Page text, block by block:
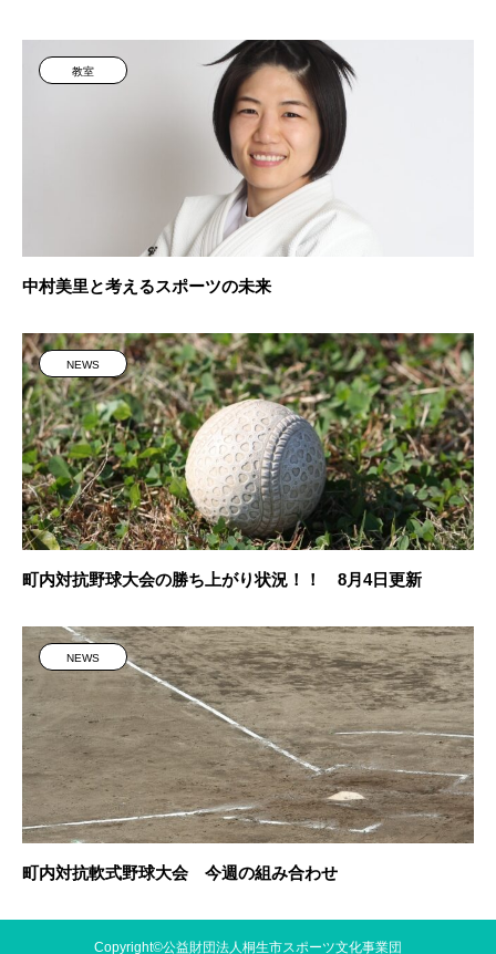
教室
中村美里と考えるスポーツの未来
NEWS
町内対抗野球大会の勝ち上がり状況！！ 8月4日更新
NEWS
町内対抗軟式野球大会 今週の組み合わせ
Copyright©公益財団法人桐生市スポーツ文化事業団